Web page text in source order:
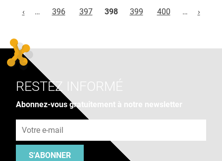
‹
… 396 397 398 399 400 … ›
RESTEZ INFORMÉ
Abonnez-vous gratuitement à notre newsletter
S'ABONNER